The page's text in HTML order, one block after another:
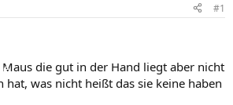
#1
die gut in der Hand liegt aber nicht
hat, was nicht heißt das sie keine haben